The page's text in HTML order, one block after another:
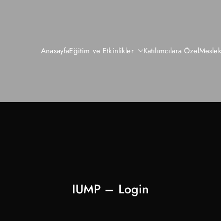
AnasayfaEğitim ve Etkinlikler Katılımcılara Özel
IUMP – Login